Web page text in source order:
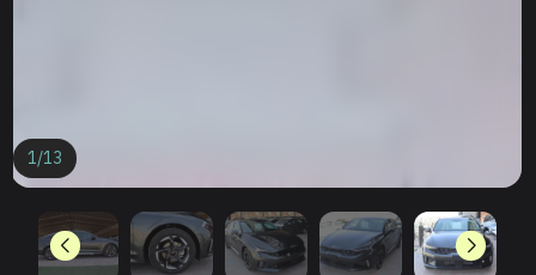
1/13